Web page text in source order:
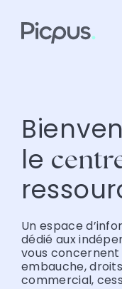
le
Un espace
dédié aux
vous
embauche,
commercial,